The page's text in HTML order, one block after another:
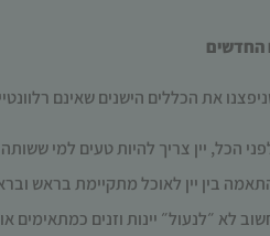
החדשים
את הכללים הישנים שאינם
הכל, יין צריך להיות טעים למי
בין יין לאוכל מתקיימת בראש
לא ״לנעול״ יינות וזנים כמתאימים